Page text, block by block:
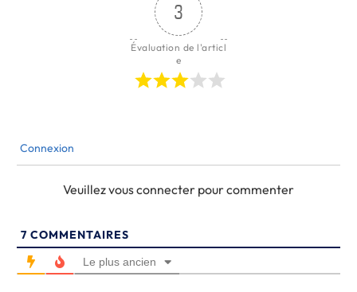
3
Évaluation de l'articl
e
Connexion
Veuillez vous connecter pour commenter
7 COMMENTAIRES
Le plus ancien